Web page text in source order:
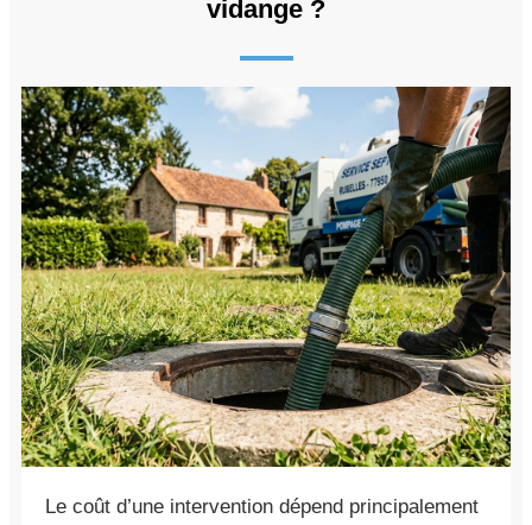
vidange ?
Le coût d’une intervention dépend principalement